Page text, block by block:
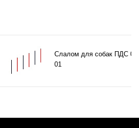
Слалом для собак ПДС
01